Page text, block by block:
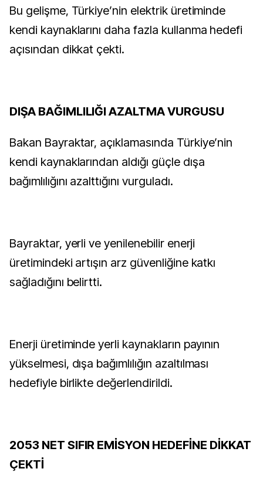
Bu gelişme, Türkiye’nin elektrik üretiminde
kendi kaynaklarını daha fazla kullanma hedefi
açısından dikkat çekti.
DIŞA BAĞIMLILIĞI AZALTMA VURGUSU
Bakan Bayraktar, açıklamasında Türkiye’nin
kendi kaynaklarından aldığı güçle dışa
bağımlılığını azalttığını vurguladı.
Bayraktar, yerli ve yenilenebilir enerji
üretimindeki artışın arz güvenliğine katkı
sağladığını belirtti.
Enerji üretiminde yerli kaynakların payının
yükselmesi, dışa bağımlılığın azaltılması
hedefiyle birlikte değerlendirildi.
2053 NET SIFIR EMİSYON HEDEFİNE DİKKAT
ÇEKTİ